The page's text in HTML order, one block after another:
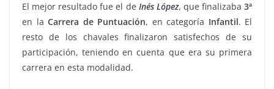
El mejor resultado fue el de Inés López, que finalizaba3ª
en la Carrera de Puntuación, en categoría Infantil. El
resto de los chavales finalizaron satisfechos de su
participación, teniendo en cuenta que era su primera
carrera en esta modalidad.